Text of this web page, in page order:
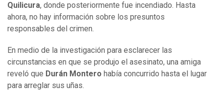
Quilicura, donde posteriormente fue incendiado. Hasta
ahora, no hay información sobre los presuntos
responsables del crimen.
En medio de la investigación para esclarecer las
circunstancias en que se produjo el asesinato, una amiga
reveló que Durán Montero había concurrido hasta el lugar
para arreglar sus uñas.